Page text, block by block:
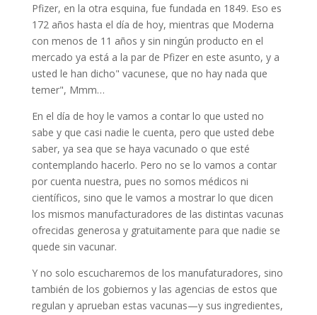
Pfizer, en la otra esquina, fue fundada en 1849. Eso es
172 años hasta el día de hoy, mientras que Moderna
con menos de 11 años y sin ningún producto en el
mercado ya está a la par de Pfizer en este asunto, y a
usted le han dicho" vacunese, que no hay nada que
temer", Mmm…
En el día de hoy le vamos a contar lo que usted no
sabe y que casi nadie le cuenta, pero que usted debe
saber, ya sea que se haya vacunado o que esté
contemplando hacerlo. Pero no se lo vamos a contar
por cuenta nuestra, pues no somos médicos ni
científicos, sino que le vamos a mostrar lo que dicen
los mismos manufacturadores de las distintas vacunas
ofrecidas generosa y gratuitamente para que nadie se
quede sin vacunar.
Y no solo escucharemos de los manufaturadores, sino
también de los gobiernos y las agencias de estos que
regulan y aprueban estas vacunas—y sus ingredientes,